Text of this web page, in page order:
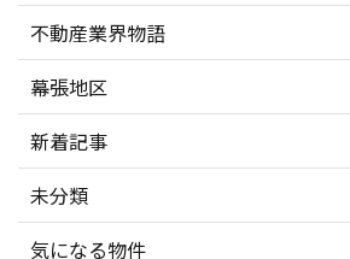
不動産業界物語
幕張地区
新着記事
未分類
気になる物件